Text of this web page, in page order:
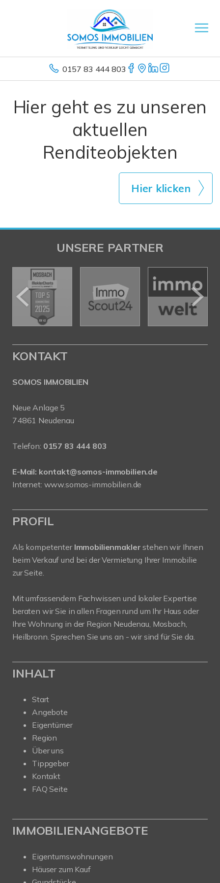
0157 83 444 803
Hier geht es zu unseren
aktuellen
Renditeobjekten
Hier klicken
UNSERE PARTNER
KONTAKT
SOMOS IMMOBILIEN
Neue Anlage 5
74861 Neudenau
Telefon: 0157 83 444 803
E-Mail: kontakt@somos-immobilien.de
Internet: www.somos-immobilien.de
PROFIL
Als kompetenter Immobilienmaklerstehen wir Ihnen
beim Verkauf und bei der Vermietung Ihrer Immobilie
zur Seite.
Mit umfassendem Fachwissen und lokaler Expertise
beraten wir Sie in allen Fragen rund um Ihr Haus oder
Ihre Wohnung in der Region Neudenau, Mosbach,
Heilbronn. Sprechen Sie uns an - wir sind für Sie da.
INHALT
Start
Angebote
Eigentümer
Region
Über uns
Tippgeber
Kontakt
FAQ Seite
IMMOBILIENANGEBOTE
Eigentumswohnungen
Häuser zum Kauf